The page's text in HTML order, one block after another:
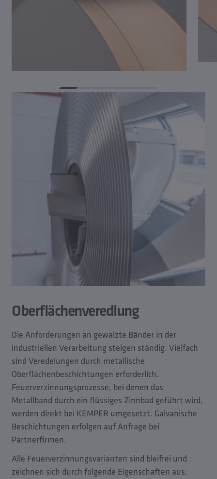
Oberflächenveredlung
Die Anforderungen an gewalzte Bänder in der
industriellen Verarbeitung steigen ständig. Vielfach
sind Veredelungen durch metallische
Oberflächenbeschichtungen erforderlich.
Feuerverzinnungsprozesse, bei denen das
Metallband durch ein flüssiges Zinnbad geführt wird,
werden direkt bei KEMPER umgesetzt. Galvanische
Beschichtungen erfolgen auf Anfrage bei
Partnerfirmen.
Alle Feuerverzinnungsvarianten sind bleifrei und
zeichnen sich durch folgende Eigenschaften aus: